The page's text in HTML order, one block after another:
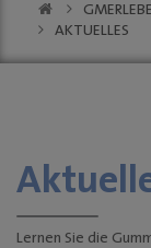
AKTUELLES
Lernen Sie die